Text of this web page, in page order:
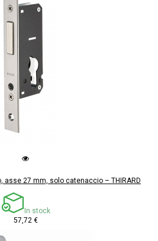
asse 27 mm, solo catenaccio – THIRARD
In stock
57,72 €